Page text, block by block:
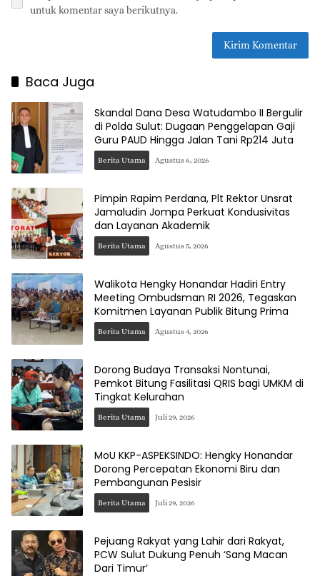
untuk komentar saya berikutnya.
Baca Juga
Skandal Dana Desa Watudambo II Bergulir
di Polda Sulut: Dugaan Penggelapan Gaji
Guru PAUD Hingga Jalan Tani Rp214 Juta
Berita Utama Agustus 6, 2026
Pimpin Rapim Perdana, Plt Rektor Unsrat
Jamaludin Jompa Perkuat Kondusivitas
dan Layanan Akademik
Berita Utama Agustus 5, 2026
Walikota Hengky Honandar Hadiri Entry
Meeting Ombudsman RI 2026, Tegaskan
Komitmen Layanan Publik Bitung Prima
Berita Utama Agustus 4, 2026
Dorong Budaya Transaksi Nontunai,
Pemkot Bitung Fasilitasi QRIS bagi UMKM di
Tingkat Kelurahan
Berita Utama Juli 29, 2026
MoU KKP-ASPEKSINDO: Hengky Honandar
Dorong Percepatan Ekonomi Biru dan
Pembangunan Pesisir
Berita Utama Juli 29, 2026
Pejuang Rakyat yang Lahir dari Rakyat,
PCW Sulut Dukung Penuh ‘Sang Macan
Dari Timur’